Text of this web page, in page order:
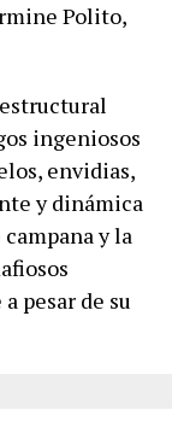
Polito,
ingeniosos
envidias,
y dinámica
y la
a pesar de su